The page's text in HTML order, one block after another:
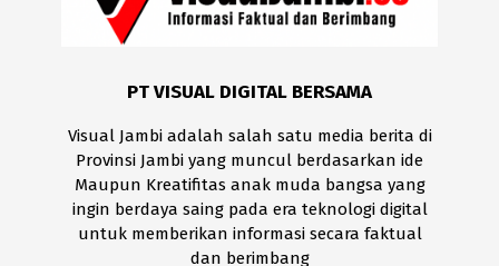
PT VISUAL DIGITAL BERSAMA
Visual Jambi adalah salah satu media berita di
Provinsi Jambi yang muncul berdasarkan ide
Maupun Kreatifitas anak muda bangsa yang
ingin berdaya saing pada era teknologi digital
untuk memberikan informasi secara faktual
dan berimbang